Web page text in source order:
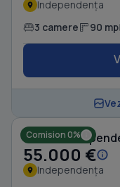
Independența
3 camere 90 mp
Comision 0%
Casă în
55.000 €
Independența